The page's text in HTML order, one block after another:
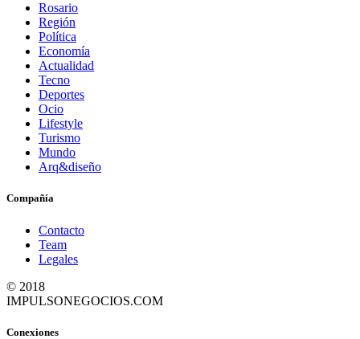
Rosario
Región
Política
Economía
Actualidad
Tecno
Deportes
Ocio
Lifestyle
Turismo
Mundo
Arq&diseño
Compañía
Contacto
Team
Legales
© 2018
IMPULSONEGOCIOS.COM
Conexiones